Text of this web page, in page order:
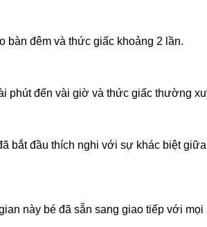
bàn đêm và thức giấc khoảng 2 lần.
phút đến vài giờ và thức giấc thường
bắt đầu thích nghi với sự khác biệt
này bé đã sẵn sang giao tiếp với